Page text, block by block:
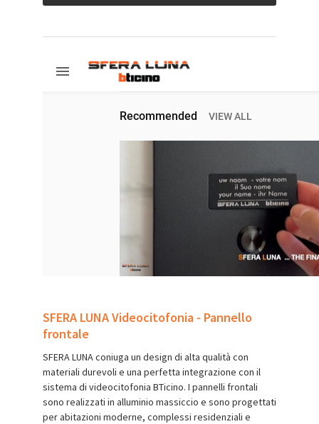
SFERA LUNA Videocitofonia - Pannello
frontale
SFERA LUNA coniuga un design di alta qualità con
materiali durevoli e una perfetta integrazione con il
sistema di videocitofonia BTicino. I pannelli frontali
sono realizzati in alluminio massiccio e sono progettati
per abitazioni moderne, complessi residenziali e